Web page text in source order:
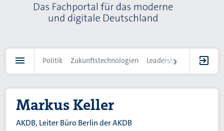
Politik Zukunftstechnologien Leadership IT-
Markus Keller
AKDB, Leiter Büro Berlin der AKDB